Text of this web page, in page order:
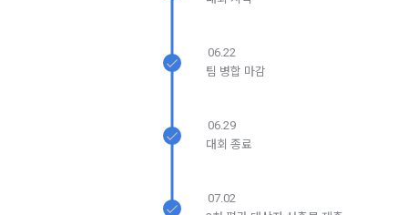
본 약관은 온라인을 통하여 “회원”에게 공시함으로써 효력을 발
명, 사업자등록번호, 연락처 등을 "회원"이 알 수 있도록 초기 화
면에 게시하거나 기타의 방법으로 "회원"에게 공지해야 한다.
신사업법, 정보통신망이용촉진등에관한법률, 전자상거래 등에
규 서비스 개발을 위한 통계 및 접속빈도 파악, 통계학적 특성에
따른 광고, 이벤트 정보 및 참여기회 제공
4) 고용 및 취업동향 파악을 위한 통계학적 분석, 서비스 고도화
06.22
팀 병합 마감
06.29
대회 종료
07.02